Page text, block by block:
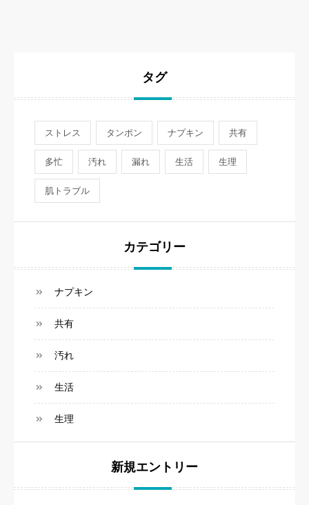
タグ
ストレス タンポン ナプキン 共有
多忙 汚れ 漏れ 生活 生理
肌トラブル
カテゴリー
ナプキン
共有
汚れ
生活
生理
新規エントリー